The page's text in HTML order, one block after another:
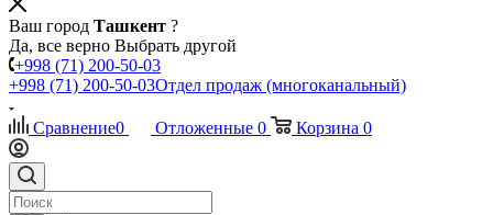
Ваш город Ташкент ?
Да, все верно Выбрать другой
+998 (71) 200-50-03
+998 (71) 200-50-03Отдел продаж (многоканальный)
Сравнение0 Отложенные 0 Корзина 0